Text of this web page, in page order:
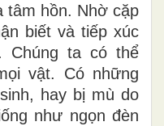
tâm hồn. Nhờ cặp
biết và tiếp xúc
Chúng ta có thể
vật. Có những
hay bị mù do
như ngọn đèn